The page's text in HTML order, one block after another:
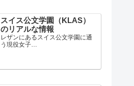
スイス公文学園（KLAS）
のリアルな情報
レザンにあるスイス公文学園に通
う現役女子…